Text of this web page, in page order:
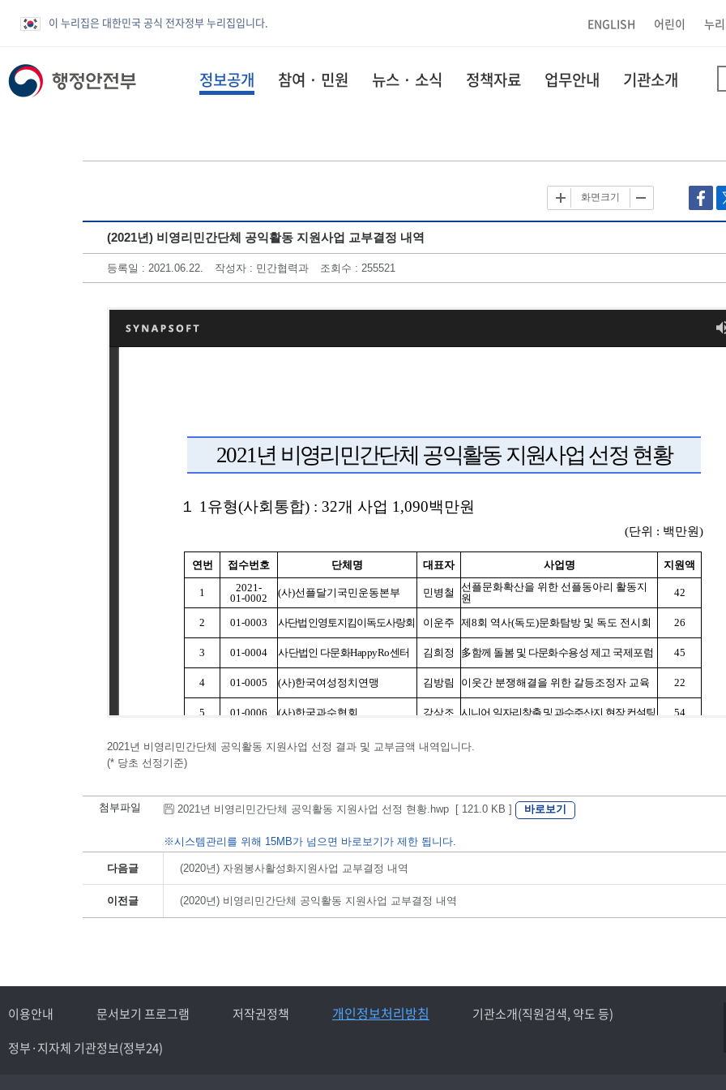
이 누리집은 대한민국 공식 전자정부 누리집입니다. ENGLISH 어린이 누
정보공개 참여 · 민원 뉴스 · 소식 정책자료 업무안내 기관소개
화면크기
(2021년) 비영리민간단체 공익활동 지원사업 교부결정 내역
등록일 : 2021.06.22. 작성자 : 민간협력과 조회수 : 255521
2021년 비영리민간단체 공익활동 지원사업 선정 결과 및 교부금액 내역입니다.
(* 당초 선정기준)
첨부파일 2021년 비영리민간단체 공익활동 지원사업 선정 현황.hwp [ 121.0 KB ] 바로보기
※시스템관리를 위해 15MB가 넘으면 바로보기가 제한 됩니다.
다음글 (2020년) 자원봉사활성화지원사업 교부결정 내역
이전글 (2020년) 비영리민간단체 공익활동 지원사업 교부결정 내역
이용안내 문서보기 프로그램 저작권정책 개인정보처리방침
기관소개(직원검색, 약도 등)
정부·지자체 기관정보(정부24)